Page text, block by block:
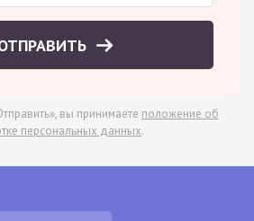
вы принимаете положение об
персональных данных.